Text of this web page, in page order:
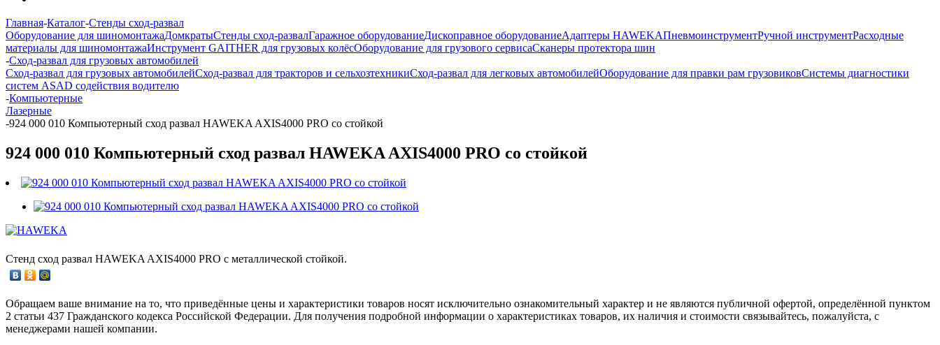
Главная-Каталог-Стенды сход-развал
Оборудование для шиномонтажаДомкратыСтенды сход-развалГаражное оборудованиеДископравное оборудованиеАдаптеры HAWEKAПневмоинструментРучной инструментРасходные
материалы для шиномонтажаИнструмент GAITHER для грузовых колёсОборудование для грузового сервисаСканеры протектора шин
-Сход-развал для грузовых автомобилей
Сход-развал для грузовых автомобилейСход-развал для тракторов и сельхозтехникиСход-развал для легковых автомобилейОборудование для правки рам грузовиковСистемы диагностики
систем ASAD содействия водителю
-Компьютерные
Лазерные
-924 000 010 Компьютерный сход развал HAWEKA AXIS4000 PRO со стойкой
924 000 010 Компьютерный сход развал HAWEKA AXIS4000 PRO со стойкой
Стенд сход развал HAWEKA AXIS4000 PRO с металлической стойкой.
Обращаем ваше внимание на то, что приведённые цены и характеристики товаров носят исключительно ознакомительный характер и не являются публичной офертой, определённой пунктом
2 статьи 437 Гражданского кодекса Российской Федерации. Для получения подробной информации о характеристиках товаров, их наличия и стоимости связывайтесь, пожалуйста, с
менеджерами нашей компании.